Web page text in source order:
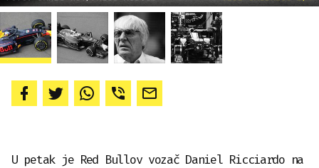
U petak je Red Bullov vozač Daniel Ricciardo na